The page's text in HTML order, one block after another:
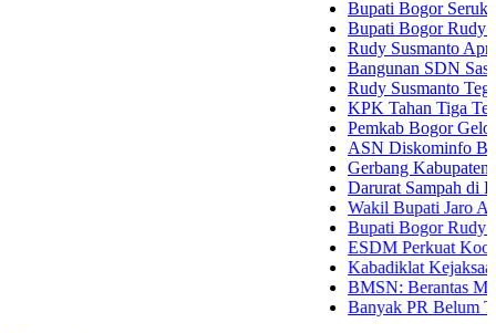
Bupati Bogor Serukan
Bupati Bogor Rudy
Rudy Susmanto Apresiasi
Bangunan SDN Sasanawinata
Rudy Susmanto Tegaskan
KPK Tahan Tiga Tersangka
Pemkab Bogor Gelorakan
ASN Diskominfo Bogor
Gerbang Kabupaten Bogor
Darurat Sampah di Kabupaten
Wakil Bupati Jaro Ade Tinjau
Bupati Bogor Rudy Susmanto
ESDM Perkuat Koordinasi
Kabadiklat Kejaksaan
BMSN: Berantas Mafia BBM
Banyak PR Belum Tentu